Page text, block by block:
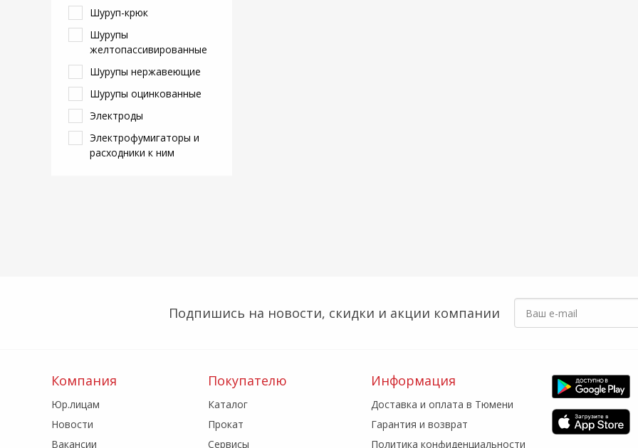
Шуруп-крюк
Шурупы
желтопассивированные
Шурупы нержавеющие
Шурупы оцинкованные
Электроды
Электрофумигаторы и
расходники к ним
Подпишись на новости, скидки и акции компании
Компания
Юр.лицам
Новости
Вакансии
Покупателю
Каталог
Прокат
Сервисы
Информация
Доставка и оплата в Тюмени
Гарантия и возврат
Политика конфиденциальности